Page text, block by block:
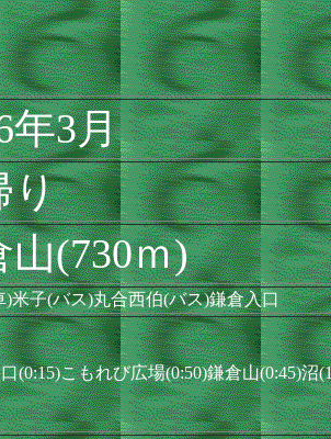
年3月
り
山(730ｍ)
)米子(バス)丸合西伯(バス)鎌倉入口
(0:15)こもれび広場(0:50)鎌倉山(0:45)沼